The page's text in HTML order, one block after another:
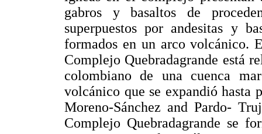
gabros y basaltos de
superpuestos por andesitas y
formados en un arco volcánico.
Complejo Quebradagrande está
colombiano de una cuenca
volcánico que se expandió
Moreno-Sánchez and Pardo-
Complejo Quebradagrande se